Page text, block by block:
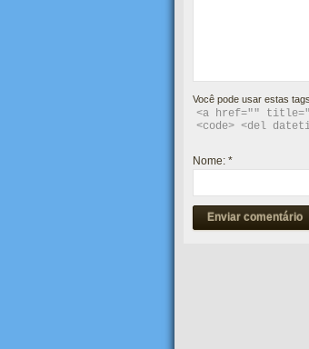
Você pode usar estas
<a href=""
<code> <del
Nome: *